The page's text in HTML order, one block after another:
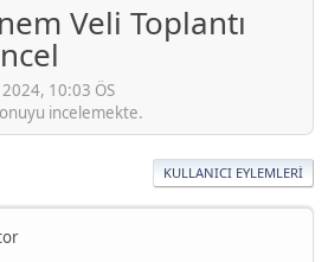
Veli Toplantı
10:03 ÖS
incelemekte.
KULLANICI EYLEMLERI